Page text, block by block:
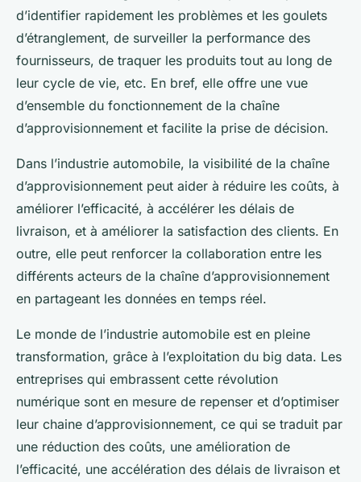
d’identifier rapidement les problèmes et les goulets
d’étranglement, de surveiller la performance des
fournisseurs, de traquer les produits tout au long de
leur cycle de vie, etc. En bref, elle offre une vue
d’ensemble du fonctionnement de la chaîne
d’approvisionnement et facilite la prise de décision.
Dans l’industrie automobile, la visibilité de la chaîne
d’approvisionnement peut aider à réduire les coûts, à
améliorer l’efficacité, à accélérer les délais de
livraison, et à améliorer la satisfaction des clients. En
outre, elle peut renforcer la collaboration entre les
différents acteurs de la chaîne d’approvisionnement
en partageant les données en temps réel.
Le monde de l’industrie automobile est en pleine
transformation, grâce à l’exploitation du big data. Les
entreprises qui embrassent cette révolution
numérique sont en mesure de repenser et d’optimiser
leur chaine d’approvisionnement, ce qui se traduit par
une réduction des coûts, une amélioration de
l’efficacité, une accélération des délais de livraison et